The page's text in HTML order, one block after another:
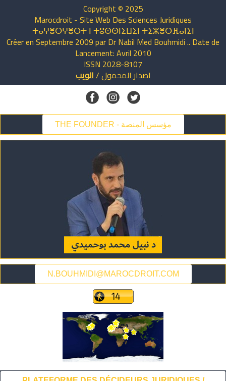
Copyright © 2025
Marocdroit - Site Web Des Sciences Juridiques
ⵜⴰⵖⴻⵔⵖⴻⵔⵜ ⵏ ⵜⵓⵙⵙⵏⵉⵡⵉⵏ ⵜⵉⵣⴻⵔⴼⴰⵏⵉⵏ
Créer en Septembre 2009 par Dr Nabil Med Bouhmidi .. Date de
Lancement: Avril 2010
ISSN 2028-8107
اصدار المحمول/الويب
THE FOUNDER - مؤسس المنصة
N.BOUHMIDI@MAROCDROIT.COM